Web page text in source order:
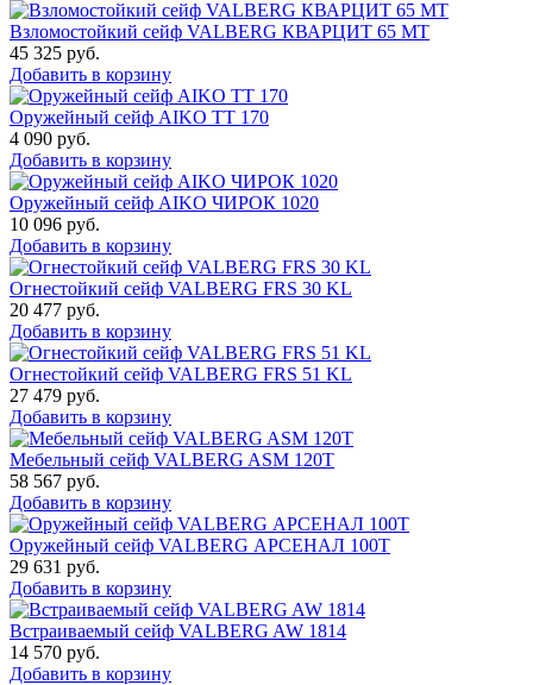
Взломостойкий сейф VALBERG КВАРЦИТ 65 МТ
45 325 руб.
Добавить в корзину
Оружейный сейф AIKO TT 170
4 090 руб.
Добавить в корзину
Оружейный сейф AIKO ЧИРОК 1020
10 096 руб.
Добавить в корзину
Огнестойкий сейф VALBERG FRS 30 KL
20 477 руб.
Добавить в корзину
Огнестойкий сейф VALBERG FRS 51 KL
27 479 руб.
Добавить в корзину
Мебельный сейф VALBERG ASM 120T
58 567 руб.
Добавить в корзину
Оружейный сейф VALBERG АРСЕНАЛ 100Т
29 631 руб.
Добавить в корзину
Встраиваемый сейф VALBERG AW 1814
14 570 руб.
Добавить в корзину